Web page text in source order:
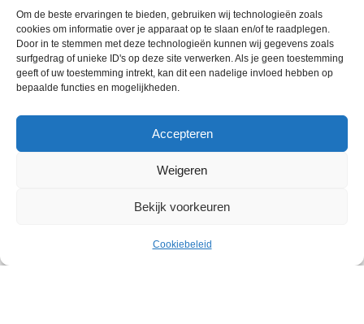
Om de beste ervaringen te bieden, gebruiken wij technologieën zoals
cookies om informatie over je apparaat op te slaan en/of te raadplegen.
Door in te stemmen met deze technologieën kunnen wij gegevens zoals
surfgedrag of unieke ID's op deze site verwerken. Als je geen toestemming
geeft of uw toestemming intrekt, kan dit een nadelige invloed hebben op
bepaalde functies en mogelijkheden.
Accepteren
Weigeren
Bekijk voorkeuren
Cookiebeleid
45 slavinken 100gram per stuk